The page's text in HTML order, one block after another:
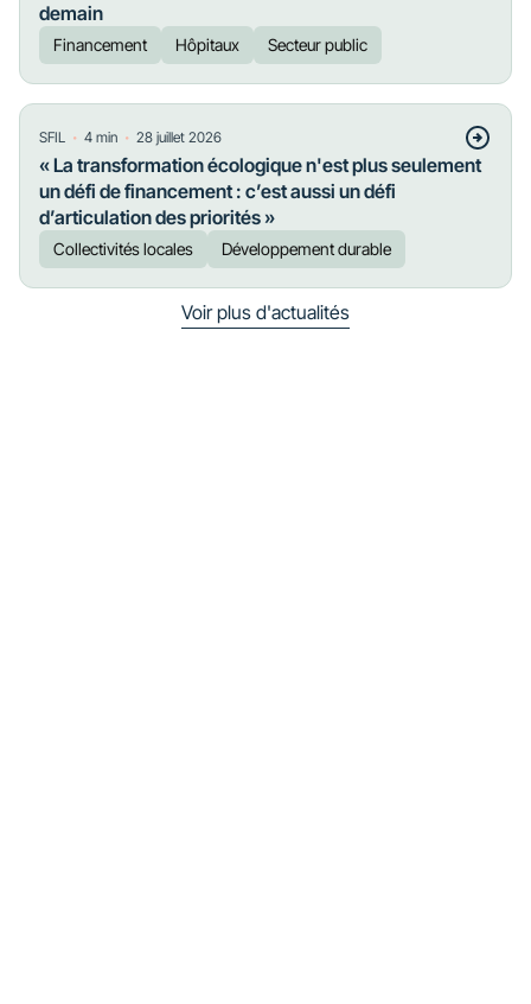
demain
Financement Hôpitaux Secteur public
SFIL ・ 4 min ・ 28 juillet 2026
« La transformation écologique n'est plus seulement
un défi de financement : c’est aussi un défi
d’articulation des priorités »
Collectivités locales Développement durable
Voir plus d'actualités